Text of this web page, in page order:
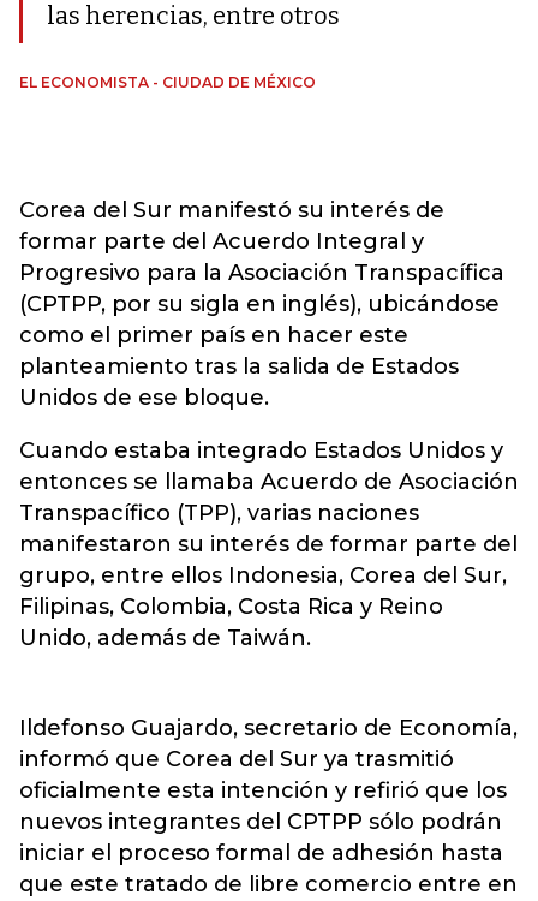
las herencias, entre otros
EL ECONOMISTA - CIUDAD DE MÉXICO
Corea del Sur manifestó su interés de
formar parte del Acuerdo Integral y
Progresivo para la Asociación Transpacífica
(CPTPP, por su sigla en inglés), ubicándose
como el primer país en hacer este
planteamiento tras la salida de Estados
Unidos de ese bloque.
Cuando estaba integrado Estados Unidos y
entonces se llamaba Acuerdo de Asociación
Transpacífico (TPP), varias naciones
manifestaron su interés de formar parte del
grupo, entre ellos Indonesia, Corea del Sur,
Filipinas, Colombia, Costa Rica y Reino
Unido, además de Taiwán.
Ildefonso Guajardo, secretario de Economía,
informó que Corea del Sur ya trasmitió
oficialmente esta intención y refirió que los
nuevos integrantes del CPTPP sólo podrán
iniciar el proceso formal de adhesión hasta
que este tratado de libre comercio entre en